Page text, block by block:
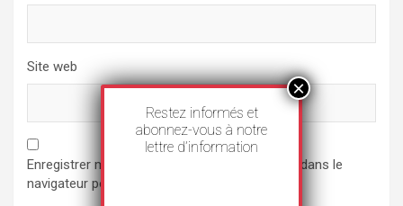
Site web
Enregistrer mon nom, mon e-mail et mon site dans le
navigateur pour mon prochain commentaire.
Restez informés et
abonnez-vous à notre
lettre d’information